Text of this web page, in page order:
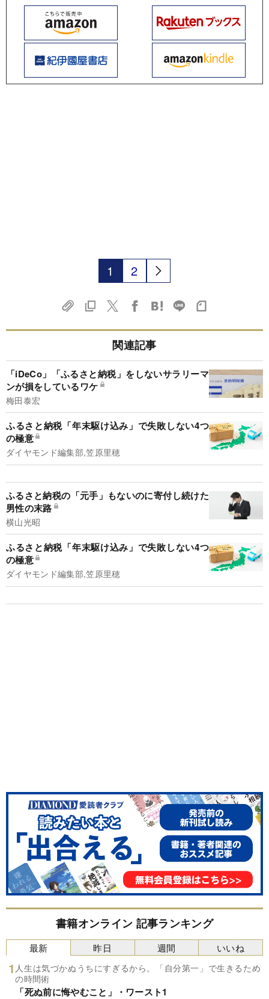
1 2
関連記事
「iDeCo」「ふるさと納税」をしないサラリーマ
ンが損をしているワケ
梅田泰宏
ふるさと納税「年末駆け込み」で失敗しない4つ
の極意
ダイヤモンド編集部,笠原里穂
ふるさと納税の「元手」もないのに寄付し続けた
男性の末路
横山光昭
ふるさと納税「年末駆け込み」で失敗しない4つ
の極意
ダイヤモンド編集部,笠原里穂
書籍オンライン 記事ランキング
最新
人生は気づかぬうちにすぎるから。「自分第一」で生きるため
の時間術
「死ぬ前に悔やむこと」・ワースト1
昨日 週間 いいね